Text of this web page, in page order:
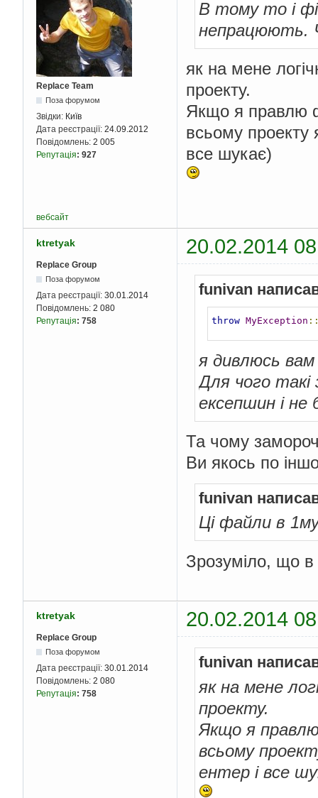
Replace Team
Поза форумом
Звідки: Київ
Дата реєстрації: 24.09.2012
Повідомлень: 2 005
Репутація: 927
В тому то і
непрацюють.
як на мене
проекту.
Якщо я правлю
всьому проекту
все шукає)
вебсайт
ktretyak 20.02.2014
Replace Group
Поза форумом
Дата реєстрації: 30.01.2014
Повідомлень: 2 080
Репутація: 758
funivan
throw MyException
я дивлюсь
Для чого такі
ексепшин і не
Та чому
Ви якось по
funivan
Ці файли в
Зрозуміло, що в
ktretyak 20.02.2014
Replace Group
Поза форумом
Дата реєстрації: 30.01.2014
Повідомлень: 2 080
Репутація: 758
funivan
як на мене
проекту.
Якщо я
всьому
ентер і все